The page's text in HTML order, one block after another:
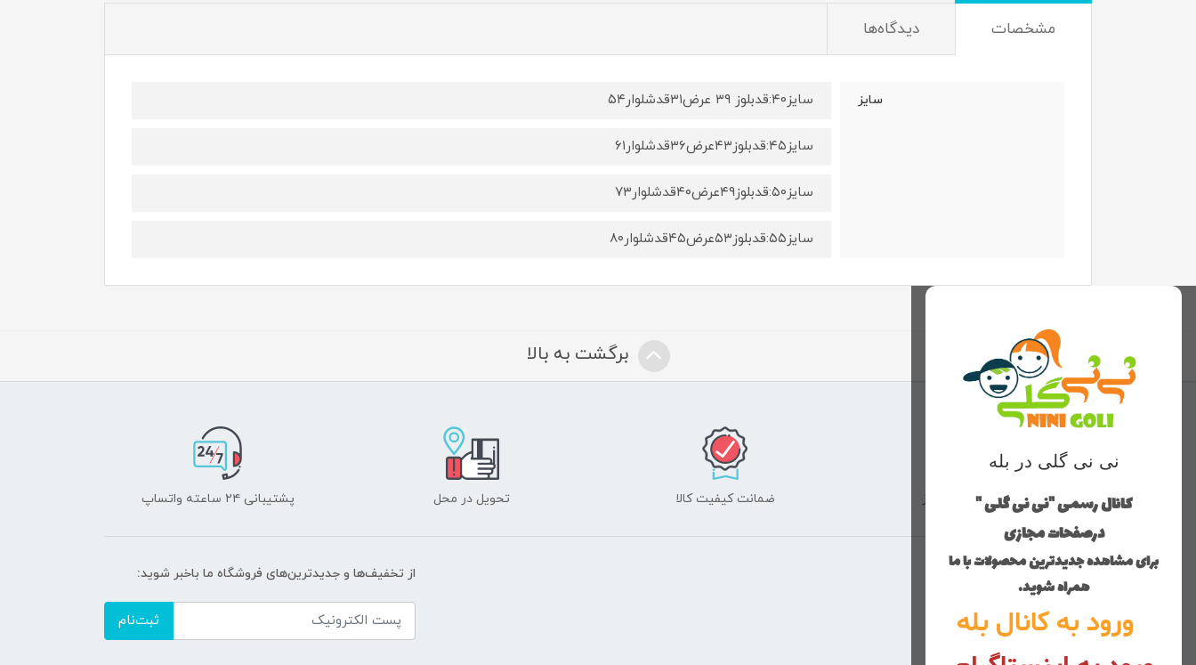
مشخصات دیدگاه‌ها
سایز سایز۴۰:قدبلوز ۳۹ عرض۳۱قدشلوار۵۴
سایز۴۵:قدبلوز۴۳عرض۳۶قدشلوار۶۱
سایز۵۰:قدبلوز۴۹عرض۴۰قدشلوار۷۳
سایز۵۵:قدبلوز۵۳عرض۴۵قدشلوار۸۰
نی نی گلی در بله
کانال رسمی "نی نی گلی "
درصفحات مجازی
برای مشاهده جدیدترین محصولات با ما
همراه شوید.
ورود به کانال بله
برگشت به بالا
ارسال با پست پیشتاز ضمانت کیفیت کالا تحویل در محل پشتیبانی ۲۴ ساعته واتساپ
منوی وب‌سایت
محصولات
از تخفیف‌ها و جدیدترین‌های فروشگاه ما باخبر شوید:
ثبت‌نام